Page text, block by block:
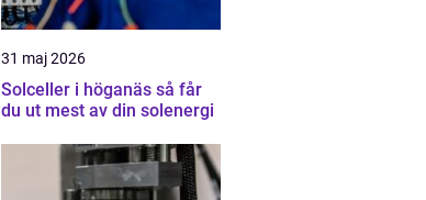
31 maj 2026
Solceller i höganäs så får
du ut mest av din solenergi